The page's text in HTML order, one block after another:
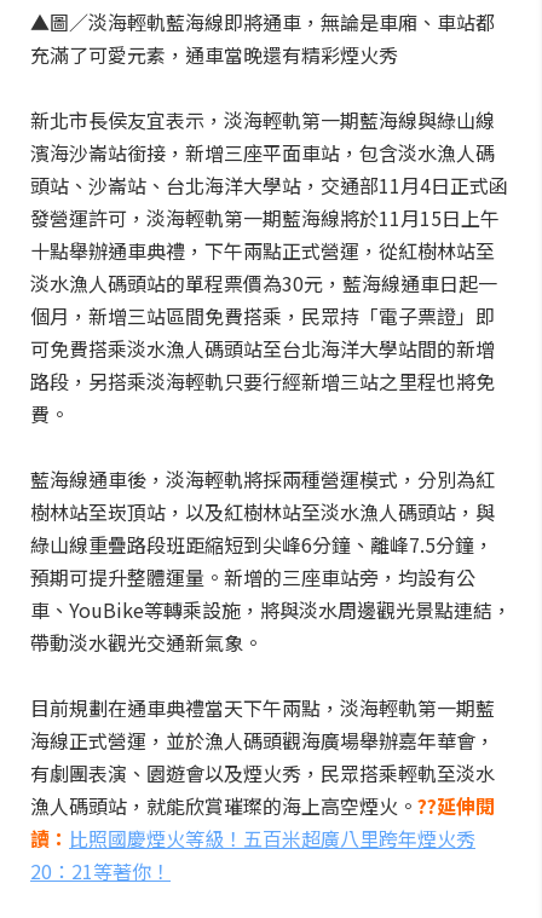
▲圖／淡海輕軌藍海線即將通車，無論是車廂、車站都
充滿了可愛元素，通車當晚還有精彩煙火秀
新北市長侯友宜表示，淡海輕軌第一期藍海線與綠山線
濱海沙崙站銜接，新增三座平面車站，包含淡水漁人碼
頭站、沙崙站、台北海洋大學站，交通部11月4日正式函
發營運許可，淡海輕軌第一期藍海線將於11月15日上午
十點舉辦通車典禮，下午兩點正式營運，從紅樹林站至
淡水漁人碼頭站的單程票價為30元，藍海線通車日起一
個月，新增三站區間免費搭乘，民眾持「電子票證」即
可免費搭乘淡水漁人碼頭站至台北海洋大學站間的新增
路段，另搭乘淡海輕軌只要行經新增三站之里程也將免
費。
藍海線通車後，淡海輕軌將採兩種營運模式，分別為紅
樹林站至崁頂站，以及紅樹林站至淡水漁人碼頭站，與
綠山線重疊路段班距縮短到尖峰6分鐘、離峰7.5分鐘，
預期可提升整體運量。新增的三座車站旁，均設有公
車、YouBike等轉乘設施，將與淡水周邊觀光景點連結，
帶動淡水觀光交通新氣象。
目前規劃在通車典禮當天下午兩點，淡海輕軌第一期藍
海線正式營運，並於漁人碼頭觀海廣場舉辦嘉年華會，
有劇團表演、園遊會以及煙火秀，民眾搭乘輕軌至淡水
漁人碼頭站，就能欣賞璀璨的海上高空煙火。 ??延伸閱
讀： 比照國慶煙火等級！五百米超廣八里跨年煙火秀
20：21等著你！